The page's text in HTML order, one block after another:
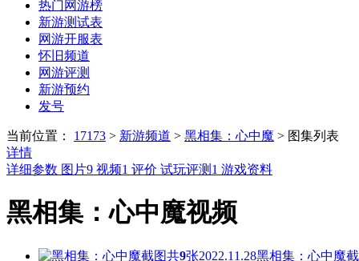
热门网游榜
新游测试表
网游开服表
怀旧频道
网游评测
新游预约
发号
当前位置： 17173 > 新游频道 > 黑相集：心中魔 > 图集列表
详情
详细参数 图片9 视频1 评价 试玩评测 1 游戏资料
黑相集：心中魔视频
共9张2022.11.28黑相集：心中魔